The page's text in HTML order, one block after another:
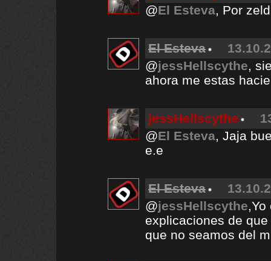
@El Esteva, Por
El Esteva
@jessHellscythe,
ahora me estas
jessHellscythe
@El Esteva, Jaja
e.e
El Esteva
@jessHellscythe
explicaciones de
que no seamos del